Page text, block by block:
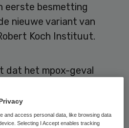
eerste besmetting
nieuwe variant van
Koch Instituut.
het mpox-geval
and access personal data, like browsing data
Selecting I Accept enables tracking